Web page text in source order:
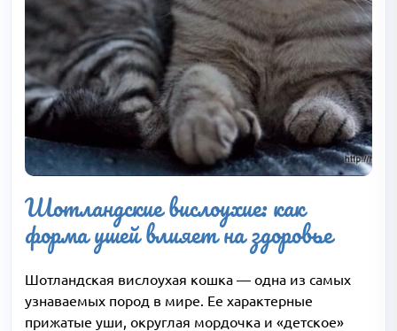
Шотландские вислоухие: как
форма ушей влияет на здоровье
Шотландская вислоухая кошка — одна из самых
узнаваемых пород в мире. Ее характерные
прижатые уши, округлая мордочка и «детское»